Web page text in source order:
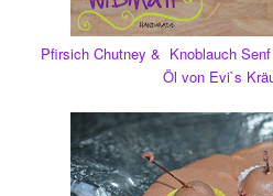
Pfirsich Chutney & Knoblauch
Öl von Evi`s